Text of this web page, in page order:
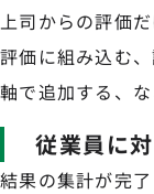
上司からの評価
評価に組み込む
軸で追加する、な
従業員に
結果の集計が完